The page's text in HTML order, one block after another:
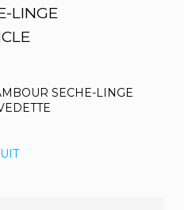
LINGE
SECHE-LINGE